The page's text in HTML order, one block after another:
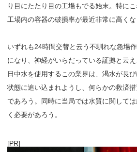
り目にたたり目の工場もでる始末。特に
工場内の容器の破損率が最近非常に高くな
いずれも24時間交替と云う不馴れな急場
になり、神経がいらだっている証拠と云
日中水を使用するこの業界は、渇水が長
状態に追い込まれようし、何らかの救済
であろう。同時に当局では水質に関して
く必要があろう。
[PR]